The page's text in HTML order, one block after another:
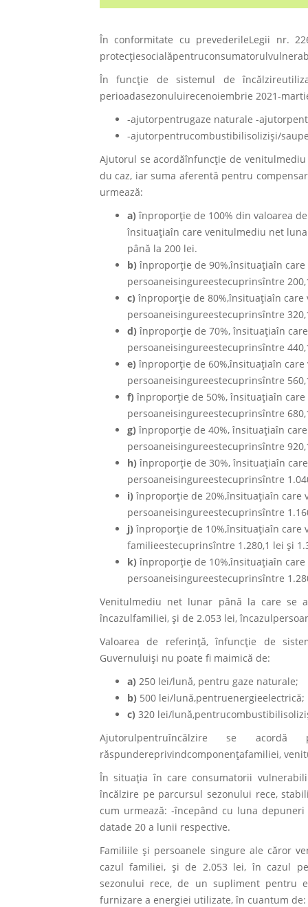
În conformitate cu prevederileLegii nr.
În funcţie de sistemul de
perioadasezonuluirecenoiembrie 2021-
-ajutorpentrugaze naturale -
-ajutorpentrucombustibilisolizişi/
Ajutorul se acordăînfuncţie de
du caz, iar suma aferentă pentru
urmează:
a) înproporţie de 100% din valoarea
însituaţiaîn care venitulmediu net
până la 200 lei.
b) înproporţie de 90%,însituaţiaîn
persoaneisingureestecuprinsîntre
c) înproporţie de 80%,însituaţiaîn
persoaneisingureestecuprinsîntre
d) înproporţie de 70%, însituaţiaîn
persoaneisingureestecuprinsîntre
e) înproporţie de 60%,însituaţiaîn
persoaneisingureestecuprinsîntre
f) înproporţie de 50%, însituaţiaîn
persoaneisingureestecuprinsîntre
g) înproporţie de 40%, însituaţiaîn
persoaneisingureestecuprinsîntre
h) înproporţie de 30%, însituaţiaîn
persoaneisingureestecuprinsîntre
i) înproporţie de 20%,însituaţiaîn
persoaneisingureestecuprinsîntre
j) înproporţie de 10%,însituaţiaîn
familieestecuprinsîntre 1.280,1 lei şi
k) înproporţie de 10%,însituaţiaîn
persoaneisingureestecuprinsîntre
Venitulmediu net lunar până la care se
încazulfamiliei, şi de 2.053 lei,
Valoarea de referinţă, înfuncţie de
Guvernuluişi nu poate fi maimică de:
a) 250 lei/lună, pentru gaze naturale;
b) 500 lei/lună,pentruenergieelectrică;
c) 320 lei/
Ajutorulpentruîncălzire se
răspundereprivindcomponenţafamiliei,
În situaţia în care consumatorii
încălzire pe parcursul sezonului rece,
cum urmează: -începând cu luna
datade 20 a lunii respective.
Familiile şi persoanele singure ale căror
cazul familiei, şi de 2.053 lei, în cazul
sezonului rece, de un supliment pentru
furnizare a energiei utilizate, în cuantum de: